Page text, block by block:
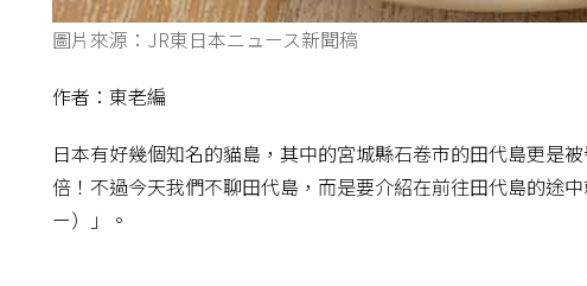
圖片來源：JR東日本ニュース新聞稿
作者：東老編
日本有好幾個知名的貓島，其中的宮城縣石卷市的田代島更是
倍！不過今天我們不聊田代島，而是要介紹在前往田代島的途
ー）」。